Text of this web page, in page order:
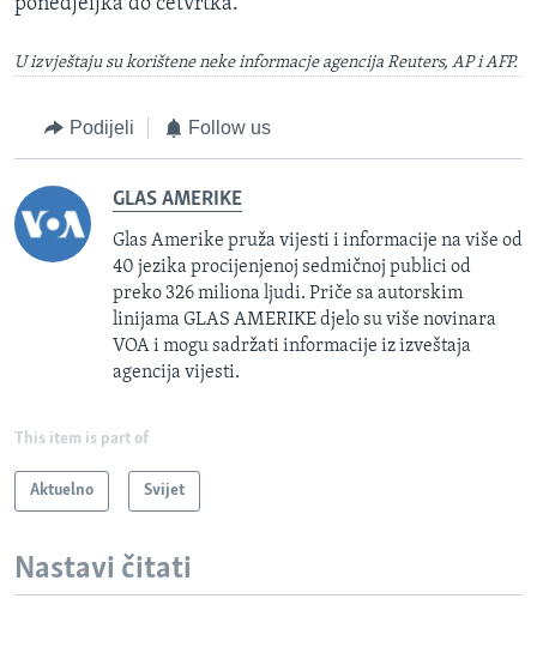
ponedjeljka do četvrtka.
U izvještaju su korištene neke informacje agencija Reuters, AP i AFP.
Podijeli Follow us
GLAS AMERIKE
Glas Amerike pruža vijesti i informacije na više od
40 jezika procijenjenoj sedmičnoj publici od
preko 326 miliona ljudi. Priče sa autorskim
linijama GLAS AMERIKE djelo su više novinara
VOA i mogu sadržati informacije iz izveštaja
agencija vijesti.
This item is part of
Aktuelno Svijet
Nastavi čitati